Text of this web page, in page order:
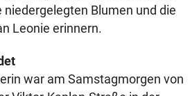
niedergelegten Blumen und die
Leonie erinnern.
war am Samstagmorgen von